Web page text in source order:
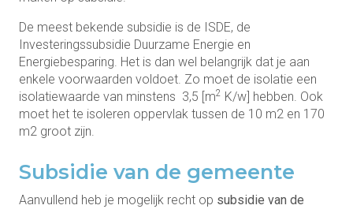
De meest bekende subsidie is de ISDE, de
Investeringssubsidie Duurzame Energie en
Energiebesparing. Het is dan wel belangrijk dat je aan
enkele voorwaarden voldoet. Zo moet de isolatie een
isolatiewaarde van minstens 3,5 [m2 K/w] hebben. Ook
moet het te isoleren oppervlak tussen de 10 m2 en 170
m2 groot zijn.
Subsidie van de gemeente
Aanvullend heb je mogelijk recht op subsidie van de